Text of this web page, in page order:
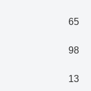
65
98
13